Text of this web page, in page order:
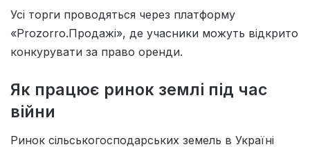
Усі торги проводяться через платформу
«Prozorro.Продажі», де учасники можуть відкрито
конкурувати за право оренди.
Як працює ринок землі під час
війни
Ринок сільськогосподарських земель в Україні